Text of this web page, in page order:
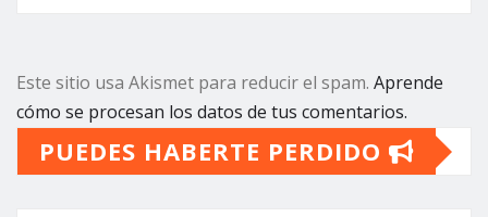
Este sitio usa Akismet para reducir el spam. Aprende
cómo se procesan los datos de tus comentarios.
PUEDES HABERTE PERDIDO